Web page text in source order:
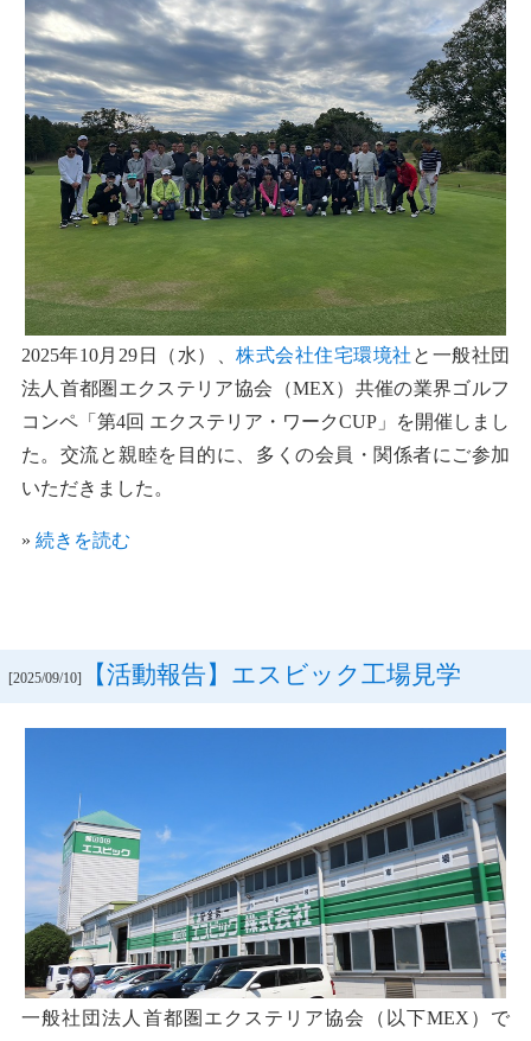
2025年10月29日（水）、株式会社住宅環境社 と一般社団
法人首都圏エクステリア協会（MEX）共催の業界ゴルフ
コンペ「第4回 エクステリア・ワークCUP」を開催しまし
た。交流と親睦を目的に、多くの会員・関係者にご参加
いただきました。
» 続きを読む
[2025/09/10] 【活動報告】エスビック工場見学
一般社団法人首都圏エクステリア協会（以下MEX）で